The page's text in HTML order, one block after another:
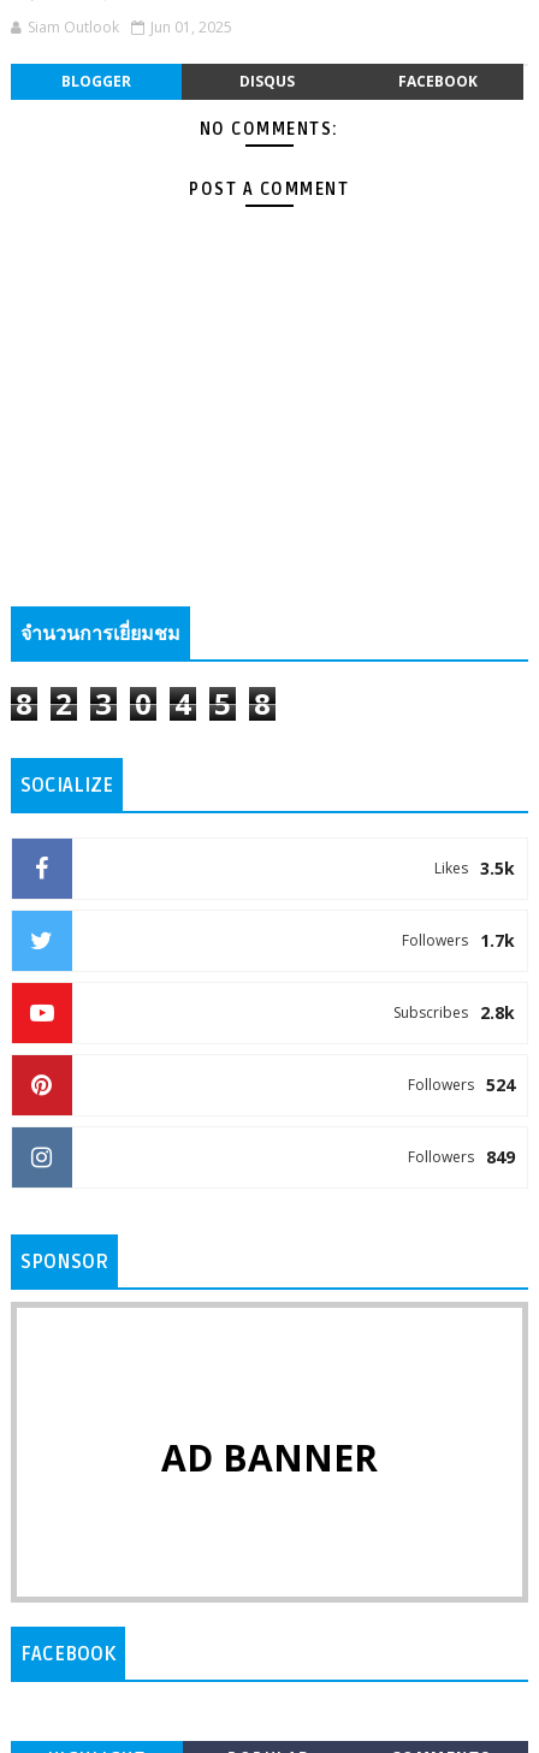
Siam Outlook Jun 01, 2025
BLOGGER DISQUS FACEBOOK
NO COMMENTS:
POST A COMMENT
จำนวนการเยี่ยมชม
8 2 3 0 4 5 8
SOCIALIZE
3.5k
Likes
1.7k
Followers
2.8k
Subscribes
524
Followers
849
Followers
SPONSOR
AD BANNER
FACEBOOK